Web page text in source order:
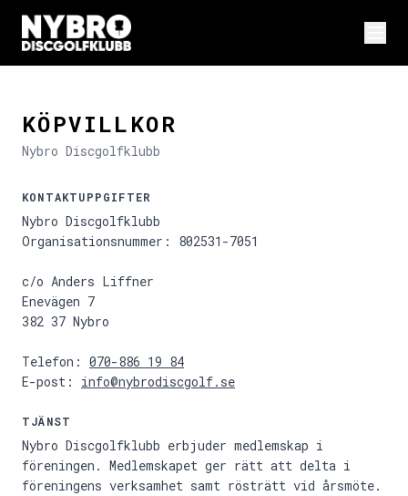
KÖPVILLKOR
Nybro Discgolfklubb
KONTAKTUPPGIFTER
Nybro Discgolfklubb
Organisationsnummer: 802531-7051
c/o Anders Liffner
Enevägen 7
382 37 Nybro
Telefon: 070-886 19 84
E-post: info@nybrodiscgolf.se
TJÄNST
Nybro Discgolfklubb erbjuder medlemskap i
föreningen. Medlemskapet ger rätt att delta i
föreningens verksamhet samt rösträtt vid årsmöte.